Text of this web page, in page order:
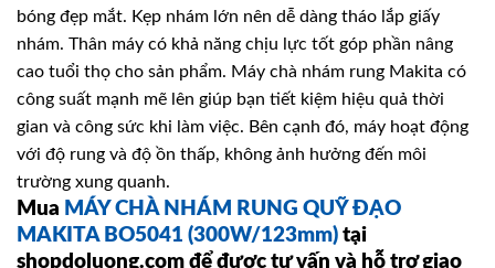
bóng đẹp mắt. Kẹp nhám lớn nên dễ dàng tháo lắp giấy
nhám. Thân máy có khả năng chịu lực tốt góp phần nâng
cao tuổi thọ cho sản phẩm. Máy chà nhám rung Makita có
công suất mạnh mẽ lên giúp bạn tiết kiệm hiệu quả thời
gian và công sức khi làm việc. Bên cạnh đó, máy hoạt động
với độ rung và độ ồn thấp, không ảnh hưởng đến môi
trường xung quanh.
Mua MÁY CHÀ NHÁM RUNG QUỸ ĐẠO
MAKITA BO5041 (300W/123mm) tại
shopdoluong.com để được tư vấn và hỗ trợ giao